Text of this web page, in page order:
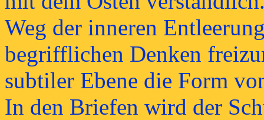
Weg der inneren
begrifflichen Denken
subtiler Ebene die Form
In den Briefen wird der